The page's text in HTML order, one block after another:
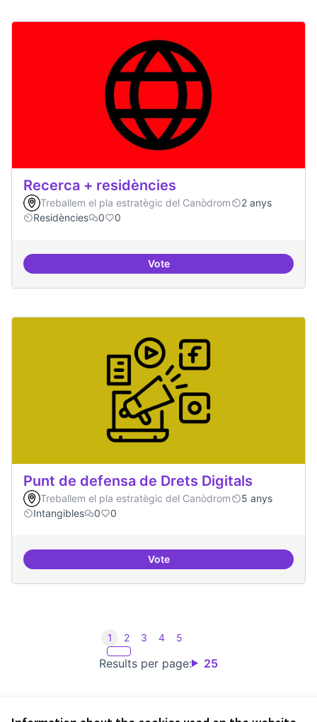
Recerca + residències
Treballem el pla estratègic del Canòdrom
2 anys
Residències
0 0
VoteRecerca + residències
Punt de defensa de Drets Digitals
Treballem el pla estratègic del Canòdrom
5 anys
Intangibles
0 0
VotePunt de defensa de Drets Digitals
Results per page: 25
1 2 3 4 5